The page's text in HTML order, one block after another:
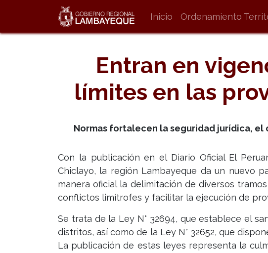
Inicio Ordenamiento
Entran en
límites en las
Normas fortalecen la seguridad jurídica,
Con la publicación en el Diario Oficial El
Chiclayo, la región Lambayeque da un nuevo
manera oficial la delimitación de diversos
conflictos limítrofes y facilitar la ejecución de
Se trata de la Ley N° 32694, que establece el
distritos, así como de la Ley N° 32652, que
La publicación de estas leyes representa la